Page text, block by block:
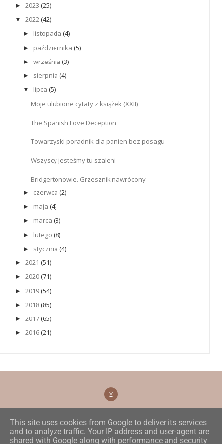
► 2023 (25)
▼ 2022 (42)
► listopada (4)
► października (5)
► września (3)
► sierpnia (4)
▼ lipca (5)
Moje ulubione cytaty z książek (XXII)
The Spanish Love Deception
Towarzyski poradnik dla panien bez posagu
Wszyscy jesteśmy tu szaleni
Bridgertonowie. Grzesznik nawrócony
► czerwca (2)
► maja (4)
► marca (3)
► lutego (8)
► stycznia (4)
► 2021 (51)
► 2020 (71)
► 2019 (54)
► 2018 (85)
► 2017 (65)
► 2016 (21)
This site uses cookies from Google to deliver its services
and to analyze traffic. Your IP address and user-agent are
shared with Google along with performance and security